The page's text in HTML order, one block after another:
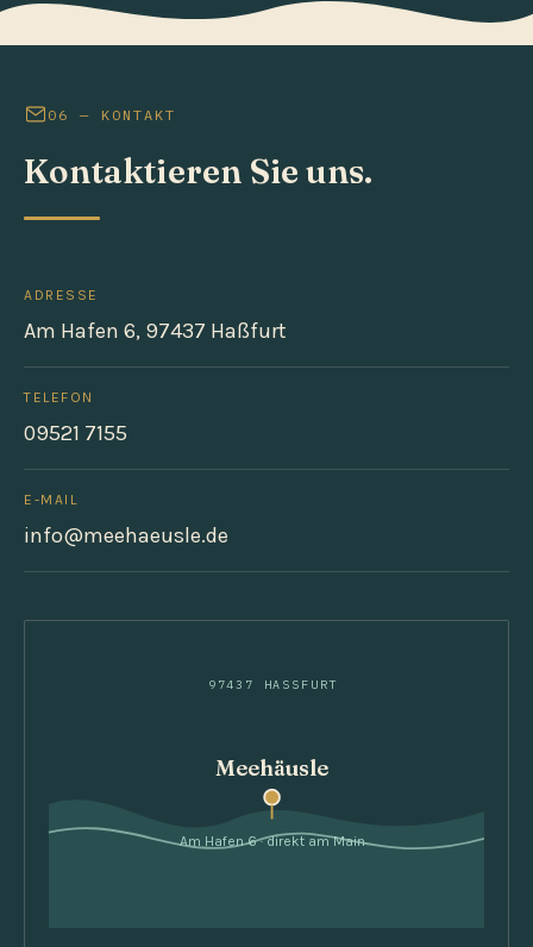
06 — KONTAKT
Kontaktieren Sie uns.
ADRESSE
Am Hafen 6, 97437 Haßfurt
TELEFON
09521 7155
E-MAIL
info@meehaeusle.de
Meehäusle
Am Hafen 6 · direkt am Main
97437 HASSFURT